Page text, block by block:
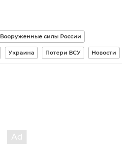
Вооруженные силы России
Украина Потери ВСУ Новости